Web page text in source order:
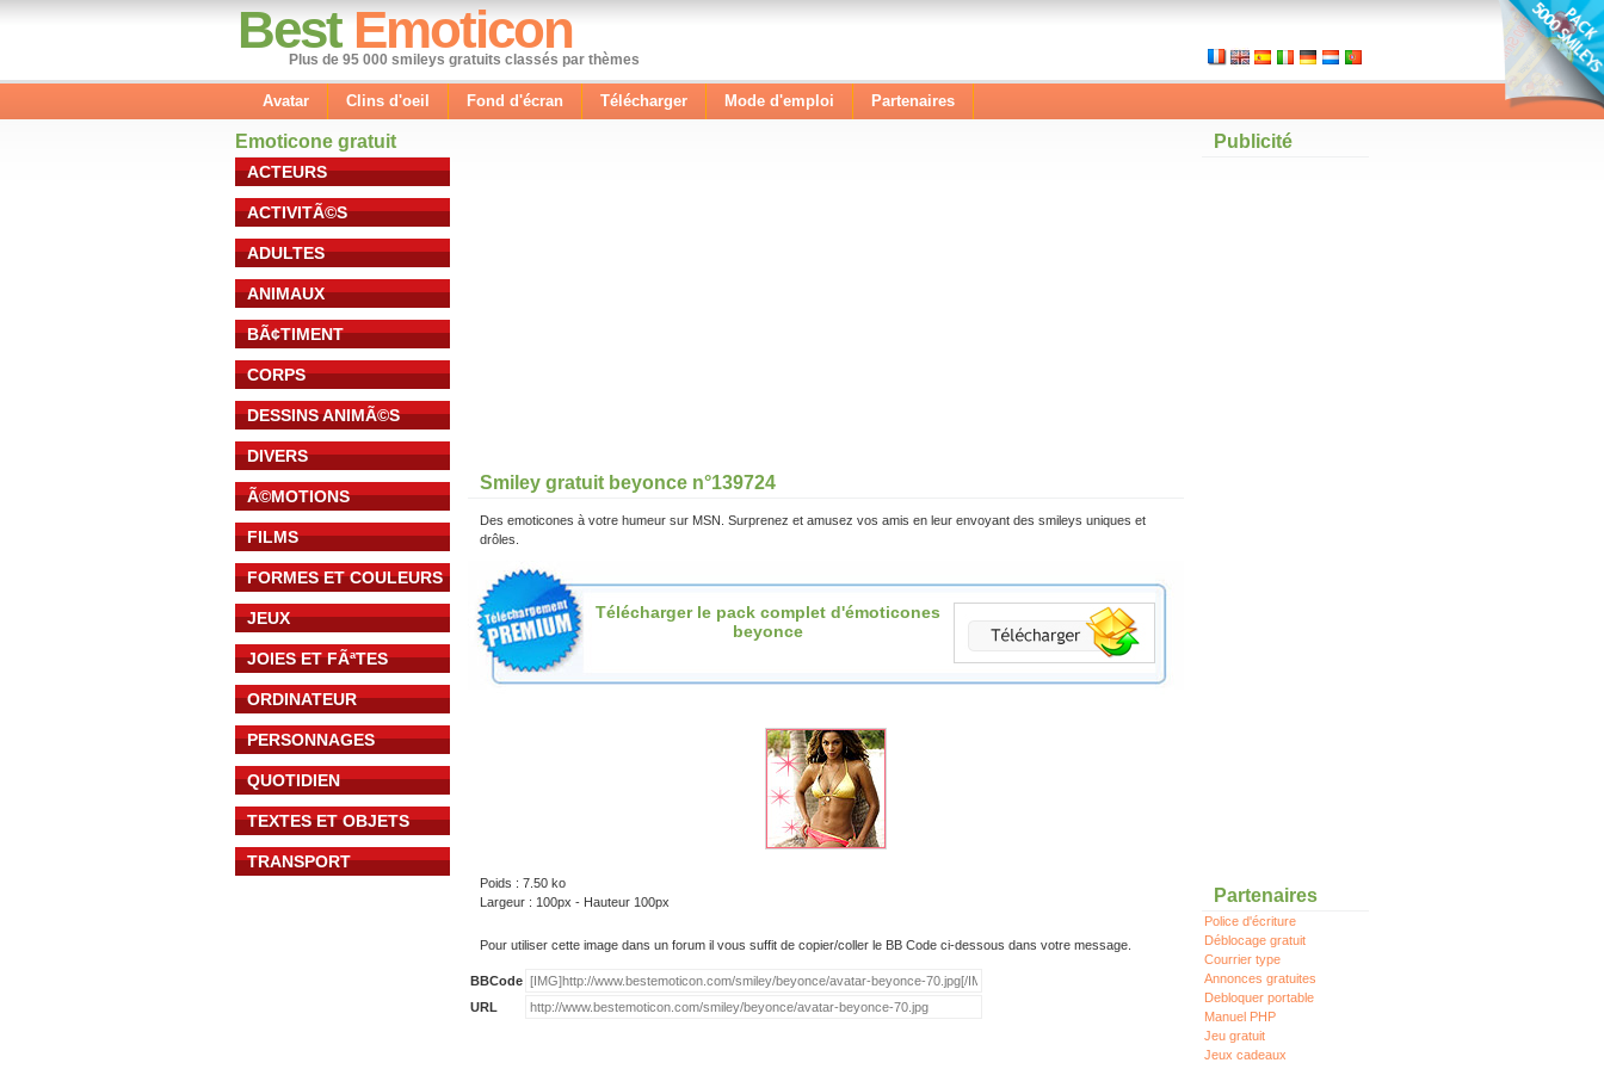
Best Emoticon
Plus de 95 000 smileys gratuits classés par thèmes
Avatar Clins d'oeil Fond d'écran Télécharger Mode d'emploi Partenaires
Emoticone gratuit
ACTEURS
ACTIVITÃ©S
ADULTES
ANIMAUX
BÃ¢TIMENT
CORPS
DESSINS ANIMÃ©S
DIVERS
Ã©MOTIONS
FILMS
FORMES ET COULEURS
JEUX
JOIES ET FÃªTES
ORDINATEUR
PERSONNAGES
QUOTIDIEN
TEXTES ET OBJETS
TRANSPORT
Smiley gratuit beyonce n°139724
Des emoticones à votre humeur sur MSN. Surprenez et amusez vos amis en leur envoyant des smileys uniques et
drôles.
Télécharger le pack complet d'émoticones
beyonce
Poids : 7.50 ko
Largeur : 100px - Hauteur 100px
Pour utiliser cette image dans un forum il vous suffit de copier/coller le BB Code ci-dessous dans votre message.
BBCode
URL
Publicité
Partenaires
Police d'écriture
Déblocage gratuit
Courrier type
Annonces gratuites
Debloquer portable
Manuel PHP
Jeu gratuit
Jeux cadeaux